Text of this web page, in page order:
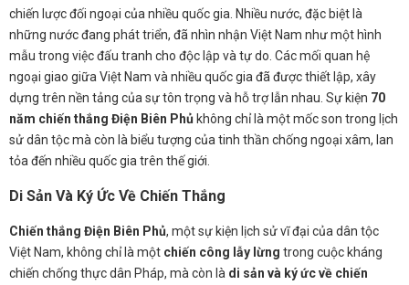
chiến lược đối ngoại của nhiều quốc gia. Nhiều nước, đặc biệt là
những nước đang phát triển, đã nhìn nhận Việt Nam như một hình
mẫu trong việc đấu tranh cho độc lập và tự do. Các mối quan hệ
ngoại giao giữa Việt Nam và nhiều quốc gia đã được thiết lập, xây
dựng trên nền tảng của sự tôn trọng và hỗ trợ lẫn nhau. Sự kiện 70
năm chiến thắng Điện Biên Phủ không chỉ là một mốc son trong lịch
sử dân tộc mà còn là biểu tượng của tinh thần chống ngoại xâm, lan
tỏa đến nhiều quốc gia trên thế giới.
Di Sản Và Ký Ức Về Chiến Thắng
Chiến thắng Điện Biên Phủ, một sự kiện lịch sử vĩ đại của dân tộc
Việt Nam, không chỉ là một chiến công lẫy lừng trong cuộc kháng
chiến chống thực dân Pháp, mà còn là di sản và ký ức về chiến